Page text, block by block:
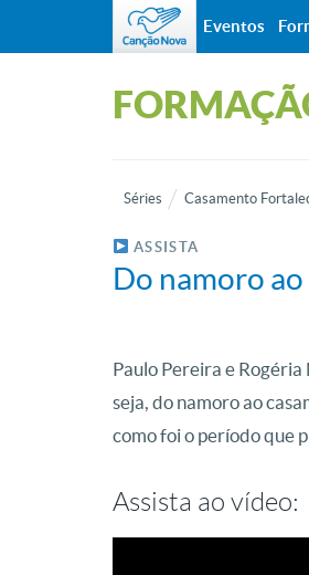
Séries Casamento
ASSISTA
Do namoro
Paulo Pereira e
seja, do namoro ao
como foi o período que
Assista ao vídeo:
Eventos